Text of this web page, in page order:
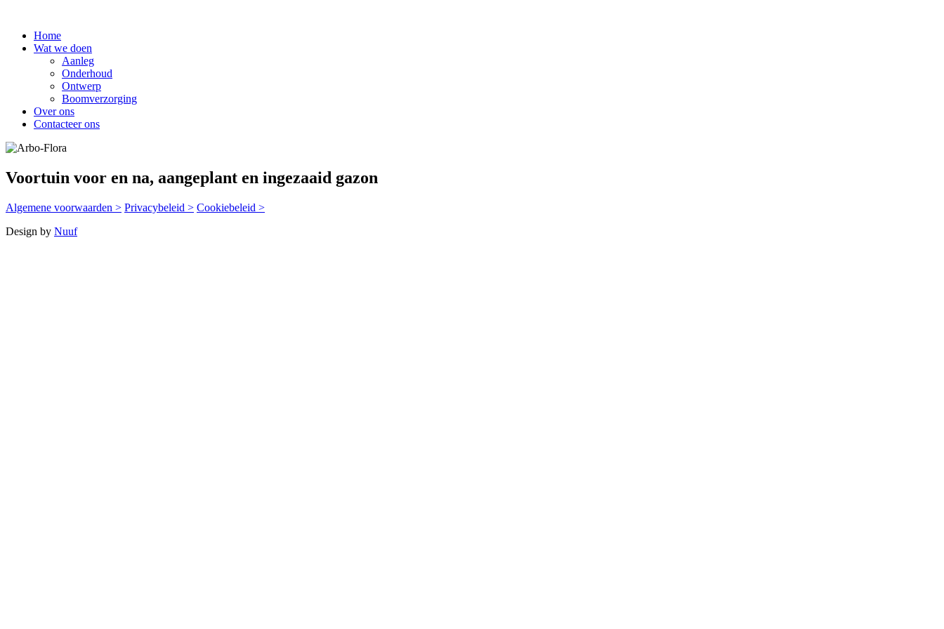
Home
Wat we doen
Aanleg
Onderhoud
Ontwerp
Boomverzorging
Over ons
Contacteer ons
Voortuin voor en na, aangeplant en ingezaaid gazon
Algemene voorwaarden > Privacybeleid > Cookiebeleid >
Design by Nuuf